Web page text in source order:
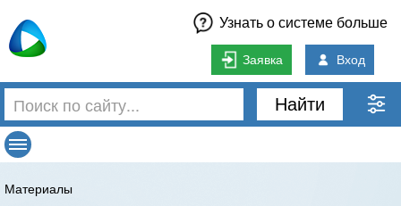
Узнать о системе больше
Заявка Вход
Найти
Материалы